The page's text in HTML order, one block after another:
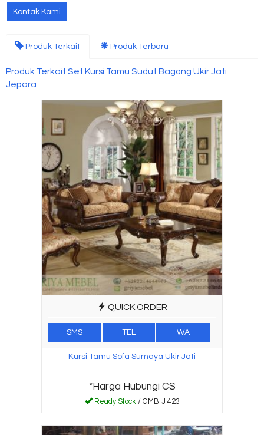
Kontak Kami
Produk Terkait Produk Terbaru
Produk Terkait Set Kursi Tamu Sudut Bagong Ukir Jati
Jepara
QUICK ORDER
SMS TEL WA
Kursi Tamu Sofa Sumaya Ukir Jati
*Harga Hubungi CS
Ready Stock/ GMB-J 423